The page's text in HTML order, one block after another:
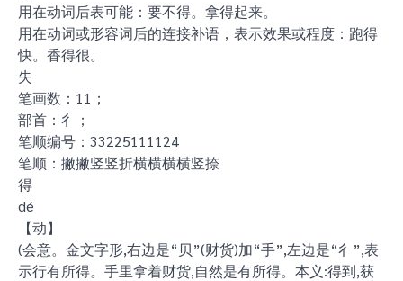
用在动词后表可能：要不得。拿得起来。
用在动词或形容词后的连接补语，表示效果或程度：跑得
快。香得很。
失
笔画数：11；
部首：彳；
笔顺编号：33225111124
笔顺：撇撇竖竖折横横横横竖捺
得
dé
【动】
(会意。金文字形,右边是“贝”(财货)加“手”,左边是“彳”,表
示行有所得。手里拿着财货,自然是有所得。本义:得到,获